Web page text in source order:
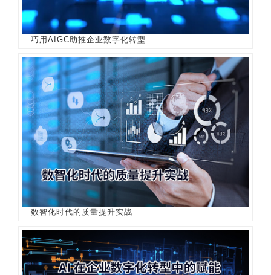
巧用AIGC助推企业数字化转型
数智化时代的质量提升实战